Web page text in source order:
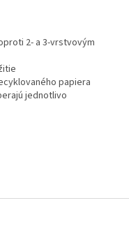
2- a 3-vrstvovým
papiera
jednotlivo